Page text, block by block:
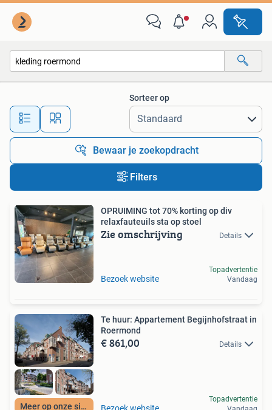
Alle afstanden…
Sorteer op
Bewaar je zoekopdracht
Filters
OPRUIMING tot 70% korting op div
relaxfauteuils sta op stoel
Zie omschrijving Details
Bezoek website
Topadvertentie
Vandaag
Meer op onze site
Te huur: Appartement Begijnhofstraat in
Roermond
€ 861,00 Details
Topadvertentie